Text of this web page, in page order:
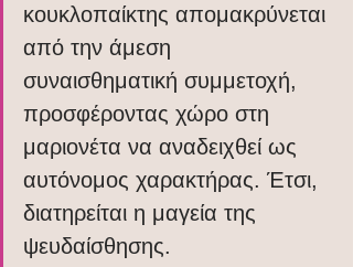
κουκλοπαίκτης απομακρύνεται
από την άμεση
συναισθηματική συμμετοχή,
προσφέροντας χώρο στη
μαριονέτα να αναδειχθεί ως
αυτόνομος χαρακτήρας. Έτσι,
διατηρείται η μαγεία της
ψευδαίσθησης.